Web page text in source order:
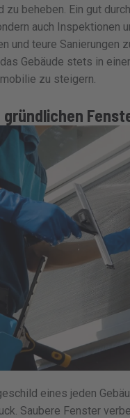
zu beheben. Ein gut
auch Inspektionen
und teure Sanierungen
Gebäude stets in
zu steigern.
gründlichen
eines jeden
Saubere Fenster